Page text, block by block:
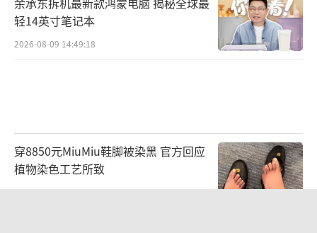
轻14英寸笔记本
2026-08-09 14:49:18
穿8850元MiuMiu鞋脚被染黑 官方回应
植物染色工艺所致
2026-08-09 18:21:36